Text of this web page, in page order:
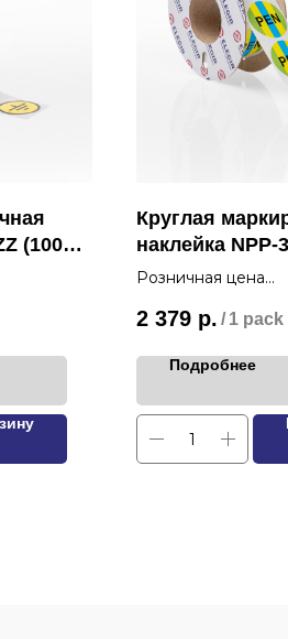
(1000
Круглая
наклейка NPP-
(500 шт.)
Розничная цена
2 379 р. / 1 pack
Подробнее